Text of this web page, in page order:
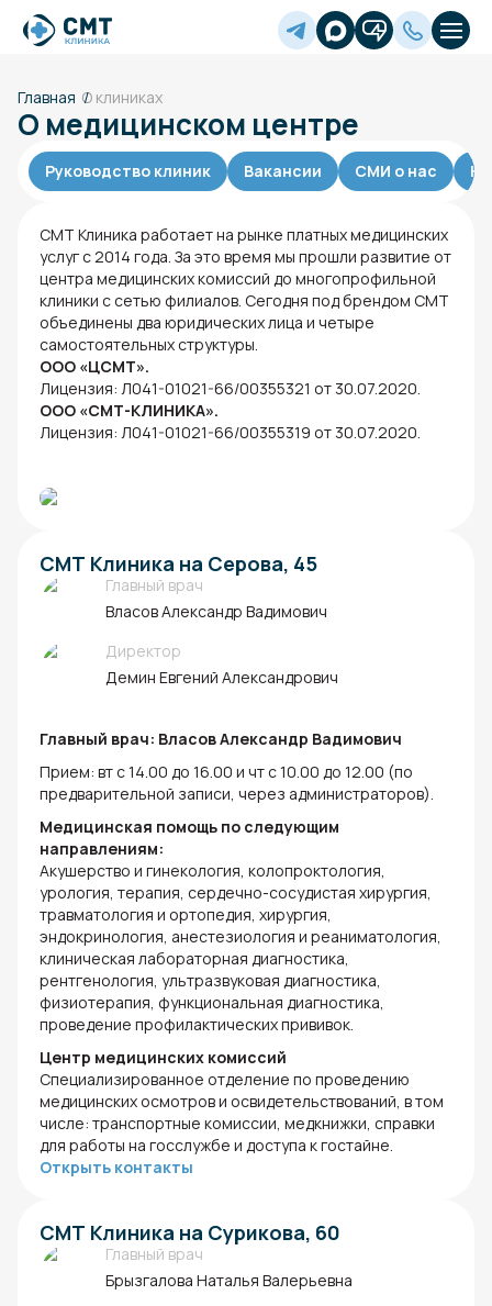
Главная О клиниках
О медицинском центре
Руководство клиник Вакансии СМИ о нас
СМТ Клиника работает на рынке платных медицинских
услуг с 2014 года. За это время мы прошли развитие от
центра медицинских комиссий до многопрофильной
клиники с сетью филиалов. Сегодня под брендом СМТ
объединены два юридических лица и четыре
самостоятельных структуры.
ООО «ЦСМТ».
Лицензия: Л041-01021-66/00355321 от 30.07.2020.
ООО «СМТ-КЛИНИКА».
Лицензия: Л041-01021-66/00355319 от 30.07.2020.
СМТ Клиника на Серова, 45
Главный врач
Власов Александр Вадимович
Директор
Демин Евгений Александрович
Главный врач: Власов Александр Вадимович
Прием: вт с 14.00 до 16.00 и чт с 10.00 до 12.00 (по
предварительной записи, через администраторов).
Медицинская помощь по следующим
направлениям:
Акушерство и гинекология, колопроктология,
урология, терапия, сердечно-сосудистая хирургия,
травматология и ортопедия, хирургия,
эндокринология, анестезиология и реаниматология,
клиническая лабораторная диагностика,
рентгенология, ультразвуковая диагностика,
физиотерапия, функциональная диагностика,
проведение профилактических прививок.
Центр медицинских комиссий
Специализированное отделение по проведению
медицинских осмотров и освидетельствований, в том
числе: транспортные комиссии, медкнижки, справки
для работы на госслужбе и доступа к гостайне.
Открыть контакты
СМТ Клиника на Сурикова, 60
Главный врач
Брызгалова Наталья Валерьевна